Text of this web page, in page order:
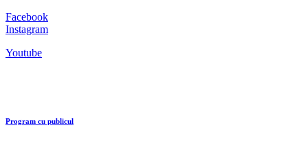
Facebook
Instagram
Youtube
Program cu publicul